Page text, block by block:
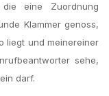
eine Zuordnung
Klammer genoss,
liegt und meinereiner
sehe,
darf.